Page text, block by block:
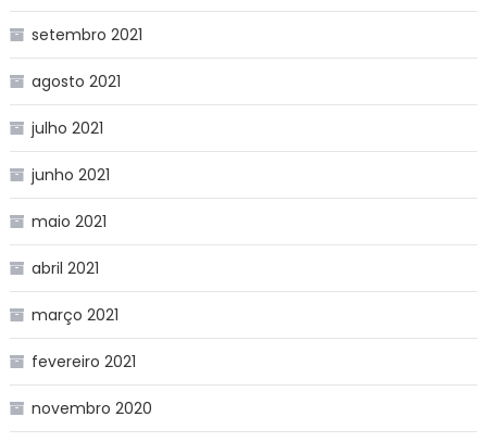
setembro 2021
agosto 2021
julho 2021
junho 2021
maio 2021
abril 2021
março 2021
fevereiro 2021
novembro 2020